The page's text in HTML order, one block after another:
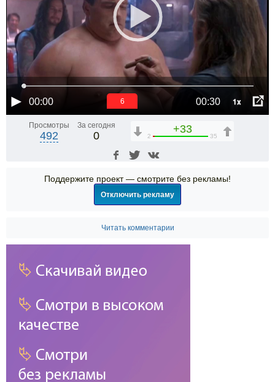
00:00 00:30 1x
5
Просмотры
492
За сегодня
0
+33
2 35
Поддержите проект — смотрите без рекламы!
Отключить рекламу
Читать комментарии